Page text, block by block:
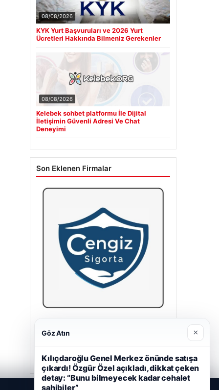
08/08/2026
KYK Yurt Başvuruları ve 2026 Yurt
Ücretleri Hakkında Bilmeniz Gerekenler
08/08/2026
Kelebek sohbet platformu İle Dijital
İletişimin Güvenli Adresi Ve Chat
Deneyimi
Son Eklenen Firmalar
23/06/2026
Göz Atın ×
Kılıçdaroğlu Genel Merkez önünde satışa
çıkardı! Özgür Özel açıkladı, dikkat çeken
detay: “Bunu bilmeyecek kadar cehalet
sahibiler”